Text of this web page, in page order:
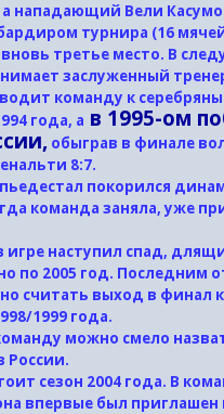
нападающий Вели
турнира (16
вновь третье место. В
заслуженный
команду к
года, а в 1995-ом
обыграв в финале
8:7.
покорился
команда заняла, уже
игре наступил спад,
по 2005 год. Последним
считать выход в финал
1999 года.
можно смело
России.
сезон 2004 года. В
впервые был